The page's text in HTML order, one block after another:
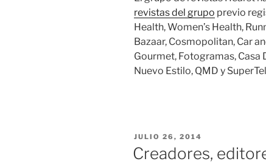
revistas del grupo previo
Health, Women’s Health,
Bazaar, Cosmopolitan, Car
Gourmet, Fotogramas, Casa
Nuevo Estilo, QMD y
PUBLICADO
EL
JULIO 26, 2014
Creadores,